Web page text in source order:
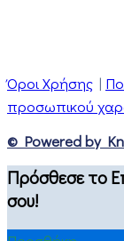
Όροι Χρήσης |
προσωπικού
© Powered by
Πρόσθεσε το
σου!